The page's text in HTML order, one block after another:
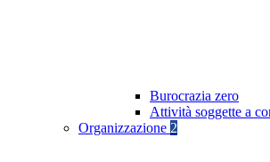
Burocrazia zero
Attività soggette a
Organizzazione 2